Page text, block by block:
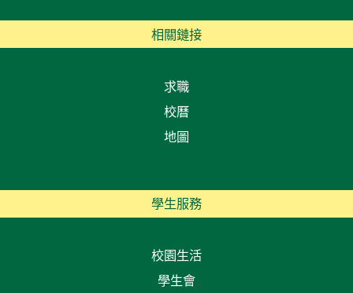
相關鏈接
求職
校曆
地圖
學生服務
校園生活
學生會